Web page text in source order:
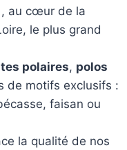
, au cœur de la
le plus grand
polaires, polos
de motifs exclusifs :
faisan ou
la qualité de nos